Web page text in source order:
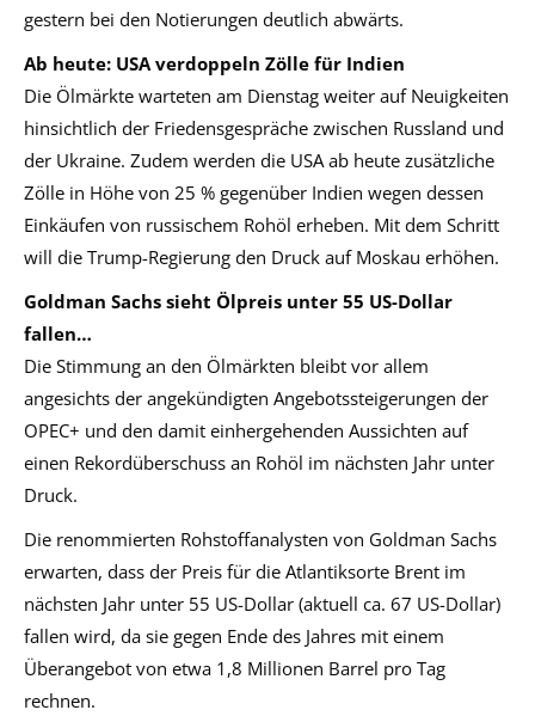
gestern bei den Notierungen deutlich abwärts.
Ab heute: USA verdoppeln Zölle für Indien
Die Ölmärkte warteten am Dienstag weiter auf Neuigkeiten
hinsichtlich der Friedensgespräche zwischen Russland und
der Ukraine. Zudem werden die USA ab heute zusätzliche
Zölle in Höhe von 25 % gegenüber Indien wegen dessen
Einkäufen von russischem Rohöl erheben. Mit dem Schritt
will die Trump-Regierung den Druck auf Moskau erhöhen.
Goldman Sachs sieht Ölpreis unter 55 US-Dollar
fallen…
Die Stimmung an den Ölmärkten bleibt vor allem
angesichts der angekündigten Angebotssteigerungen der
OPEC+ und den damit einhergehenden Aussichten auf
einen Rekordüberschuss an Rohöl im nächsten Jahr unter
Druck.
Die renommierten Rohstoffanalysten von Goldman Sachs
erwarten, dass der Preis für die Atlantiksorte Brent im
nächsten Jahr unter 55 US-Dollar (aktuell ca. 67 US-Dollar)
fallen wird, da sie gegen Ende des Jahres mit einem
Überangebot von etwa 1,8 Millionen Barrel pro Tag
rechnen.